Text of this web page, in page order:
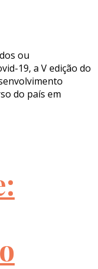
ou
19, a V edição do
do país em